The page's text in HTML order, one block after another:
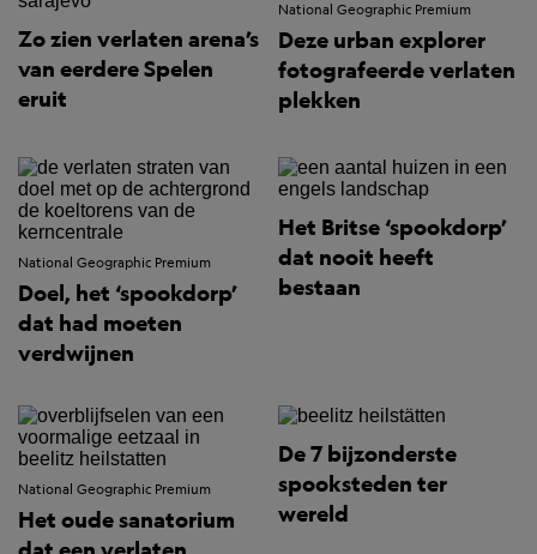
Zo zien verlaten arena’s
van eerdere Spelen
eruit
National Geographic Premium
Deze urban explorer
fotografeerde verlaten
plekken
National Geographic Premium
Doel, het ‘spookdorp’
dat had moeten
verdwijnen
Het Britse ‘spookdorp’
dat nooit heeft
bestaan
National Geographic Premium
Het oude sanatorium
De 7 bijzonderste
spooksteden ter
wereld